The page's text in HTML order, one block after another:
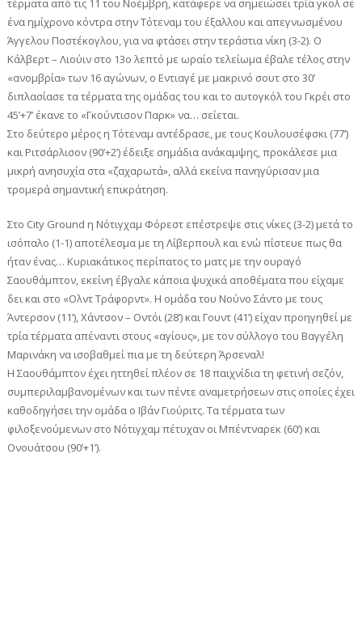
τέρματα από τις 11 του Νοέμβρη, κατάφερε να σημειώσει τρία γκολ σε
ένα ημίχρονο κόντρα στην Τότεναμ του έξαλλου και απεγνωσμένου
Άγγελου Ποστέκογλου, για να φτάσει στην τεράστια νίκη (3-2). Ο
Κάλβερτ – Λιούιν στο 13ο λεπτό με ωραίο τελείωμα έβαλε τέλος στην
«ανομβρία» των 16 αγώνων, ο Εντιαγέ με μακρινό σουτ στο 30’
διπλασίασε τα τέρματα της ομάδας του και το αυτογκόλ του Γκρέι στο
45’+7’ έκανε το «Γκούντισον Παρκ» να… σείεται.
Στο δεύτερο μέρος η Τότεναμ αντέδρασε, με τους Κουλουσέφσκι (77’)
και Ριτσάρλισον (90’+2’) έδειξε σημάδια ανάκαμψης, προκάλεσε μια
μικρή ανησυχία στα «ζαχαρωτά», αλλά εκείνα πανηγύρισαν μια
τρομερά σημαντική επικράτηση.
Στο City Ground η Νότιγχαμ Φόρεστ επέστρεψε στις νίκες (3-2) μετά το
ισόπαλο (1-1) αποτέλεσμα με τη Λίβερπουλ και ενώ πίστευε πως θα
ήταν ένας… Κυριακάτικος περίπατος το ματς με την ουραγό
Σαουθάμπτον, εκείνη έβγαλε κάποια ψυχικά αποθέματα που είχαμε
δει και στο «Ολντ Τράφορντ». Η ομάδα του Νούνο Σάντο με τους
Άντερσον (11’), Χάντσον – Οντόι (28’) και Γουντ (41’) είχαν προηγηθεί με
τρία τέρματα απέναντι στους «αγίους», με τον σύλλογο του Βαγγέλη
Μαρινάκη να ισοβαθμεί πια με τη δεύτερη Άρσεναλ!
Η Σαουθάμπτον έχει ηττηθεί πλέον σε 18 παιχνίδια τη φετινή σεζόν,
συμπεριλαμβανομένων και των πέντε αναμετρήσεων στις οποίες έχει
καθοδηγήσει την ομάδα ο Ιβάν Γιούριτς. Τα τέρματα των
φιλοξενούμενων στο Νότιγχαμ πέτυχαν οι Μπέντναρεκ (60’) και
Ονουάτσου (90’+1’).